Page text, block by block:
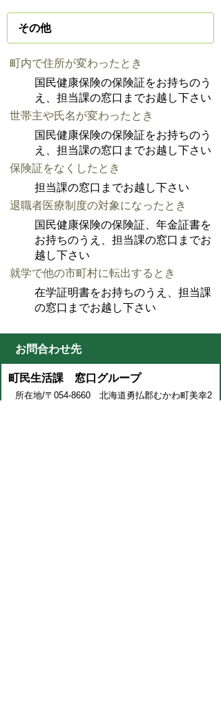
その他
町内で住所が変わったとき
国民健康保険の保険証をお持ちのう
え、担当課の窓口までお越し下さい
世帯主や氏名が変わったとき
国民健康保険の保険証をお持ちのう
え、担当課の窓口までお越し下さい
保険証をなくしたとき
担当課の窓口までお越し下さい
退職者医療制度の対象になったとき
国民健康保険の保険証、年金証書を
お持ちのうえ、担当課の窓口までお
越し下さい
就学で他の市町村に転出するとき
在学証明書をお持ちのうえ、担当課
の窓口までお越し下さい
お問合わせ先
町民生活課 窓口グループ
所在地/〒054-8660 北海道勇払郡むかわ町美幸2